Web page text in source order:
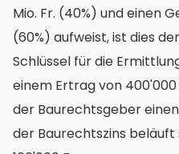
Mio. Fr. (40%) und einen
(60%) aufweist, ist dies der
Schlüssel für die
einem Ertrag von
der Baurechtsgeber
der Baurechtszins beläuft